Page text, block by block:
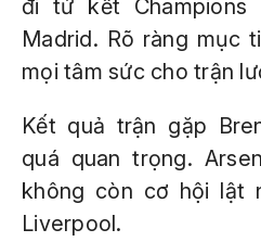
đi tứ kết Champions
Madrid. Rõ ràng mục
mọi tâm sức cho trận
Kết quả trận gặp
quá quan trọng.
không còn cơ hội lật
Liverpool.